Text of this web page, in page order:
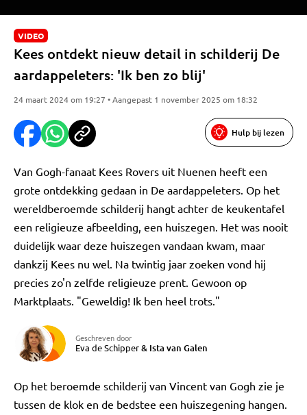
VIDEO
Kees ontdekt nieuw detail in schilderij De
aardappeleters: 'Ik ben zo blij'
24 maart 2024 om 19:27 • Aangepast 1 november 2025 om 18:32
Hulp bij lezen
Van Gogh-fanaat Kees Rovers uit Nuenen heeft een
grote ontdekking gedaan in De aardappeleters. Op het
wereldberoemde schilderij hangt achter de keukentafel
een religieuze afbeelding, een huiszegen. Het was nooit
duidelijk waar deze huiszegen vandaan kwam, maar
dankzij Kees nu wel. Na twintig jaar zoeken vond hij
precies zo'n zelfde religieuze prent. Gewoon op
Marktplaats. "Geweldig! Ik ben heel trots."
Geschreven door
Eva de Schipper& Ista van Galen
Op het beroemde schilderij van Vincent van Gogh zie je
tussen de klok en de bedstee een huiszegening hangen.